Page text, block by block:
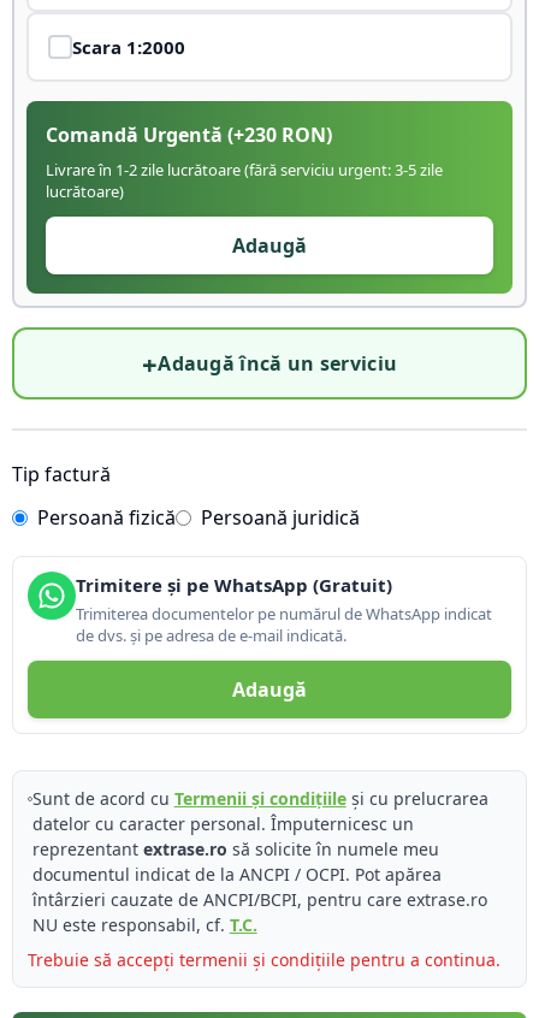
Scara 1:2000
Comandă Urgentă (+230 RON)
Livrare în 1-2 zile lucrătoare (fără serviciu urgent: 3-5 zile
lucrătoare)
Adaugă
+Adaugă încă un serviciu
Tip factură
Persoană fizică
Persoană juridică
Trimitere și pe WhatsApp (Gratuit)
Trimiterea documentelor pe numărul de WhatsApp indicat
de dvs. și pe adresa de e-mail indicată.
Adaugă
Sunt de acord cu Termenii și condițiileși cu prelucrarea
datelor cu caracter personal. Împuternicesc un
reprezentant extrase.ro să solicite în numele meu
documentul indicat de la ANCPI / OCPI. Pot apărea
întârzieri cauzate de ANCPI/BCPI, pentru care extrase.ro
NU este responsabil, cf. T.C.
Trebuie să accepți termenii și condițiile pentru a continua.